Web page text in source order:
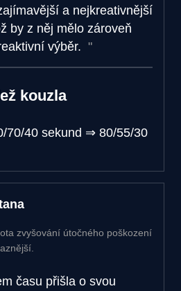
a nejkreativnější
by z něj mělo zároveň
výběr.
kouzla
70/40 sekund ⇒ 80/55/30
zvyšování útočného poškození
času přišla o svou